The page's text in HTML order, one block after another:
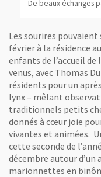
De beaux échanges
Les sourires pouvaient
février à la résidence
enfants de l’accueil
venus, avec Thomas
résidents pour un
lynx – mêlant
traditionnels petits
donnés à cœur joie
vivantes et animées.
cette seconde de
décembre autour
marionnettes en